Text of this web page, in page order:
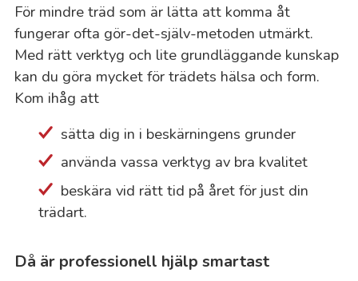
För mindre träd som är lätta att komma åt
fungerar ofta gör-det-själv-metoden utmärkt.
Med rätt verktyg och lite grundläggande kunskap
kan du göra mycket för trädets hälsa och form.
Kom ihåg att
sätta dig in i beskärningens grunder
använda vassa verktyg av bra kvalitet
beskära vid rätt tid på året för just din
trädart.
Då är professionell hjälp smartast